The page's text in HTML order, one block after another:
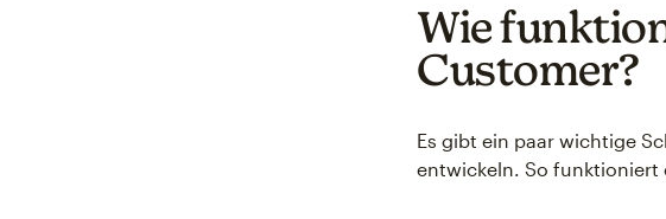
Wie
Customer?
Es gibt ein paar wichtige
entwickeln. So funktioniert